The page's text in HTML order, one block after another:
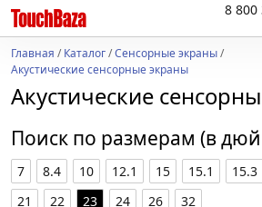
8 800
Главная /Каталог/Сенсорные экраны/
Акустические сенсорные экраны
Акустические
Поиск по размерам (в
7 8.4 10 12.1 15 15.1 15.3
21
22 23 24 26 32